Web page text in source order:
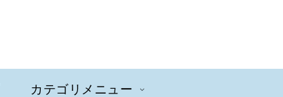
カテゴリメニュー